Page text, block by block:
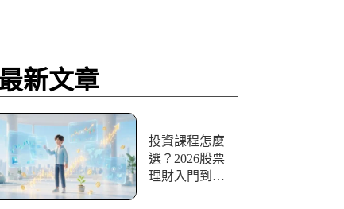
新文章
投資課程怎麼
選？2026股票
理財入門到實